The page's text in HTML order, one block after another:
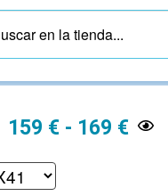
159 € - 169 €